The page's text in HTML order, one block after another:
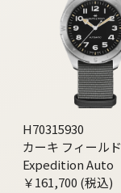
H70315930
カーキ フィールド
Expedition Auto
￥161,700 (税込)